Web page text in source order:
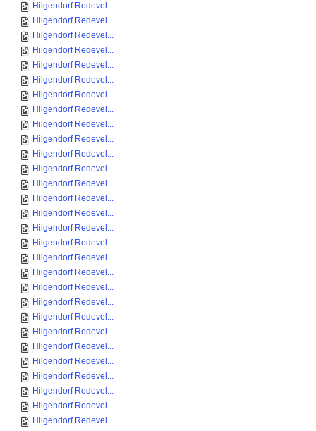
Hilgendorf Redevel...
Hilgendorf Redevel...
Hilgendorf Redevel...
Hilgendorf Redevel...
Hilgendorf Redevel...
Hilgendorf Redevel...
Hilgendorf Redevel...
Hilgendorf Redevel...
Hilgendorf Redevel...
Hilgendorf Redevel...
Hilgendorf Redevel...
Hilgendorf Redevel...
Hilgendorf Redevel...
Hilgendorf Redevel...
Hilgendorf Redevel...
Hilgendorf Redevel...
Hilgendorf Redevel...
Hilgendorf Redevel...
Hilgendorf Redevel...
Hilgendorf Redevel...
Hilgendorf Redevel...
Hilgendorf Redevel...
Hilgendorf Redevel...
Hilgendorf Redevel...
Hilgendorf Redevel...
Hilgendorf Redevel...
Hilgendorf Redevel...
Hilgendorf Redevel...
Hilgendorf Redevel...